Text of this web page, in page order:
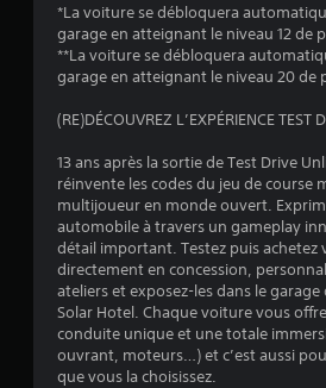
*La voiture se débloquera
garage en atteignant le niveau 12 de
**La voiture se débloquera
garage en atteignant le niveau 20 de
(RE)DÉCOUVREZ L’EXPÉRIENCE TEST
13 ans après la sortie de Test Drive
réinvente les codes du jeu de course
multijoueur en monde ouvert.
automobile à travers un gameplay
détail important. Testez puis achetez
directement en concession,
ateliers et exposez-les dans le
Solar Hotel. Chaque voiture vous
conduite unique et une totale
ouvrant, moteurs…) et c’est aussi
que vous la choisissez.